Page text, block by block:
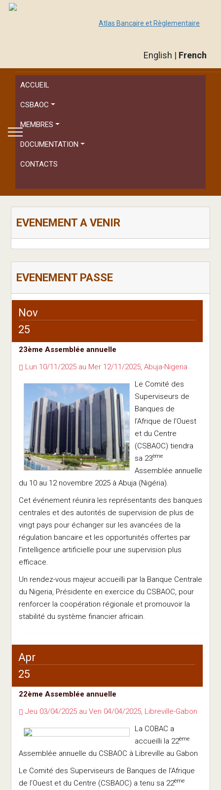
Atlas Bancaire et Règlementaire
English | French
ACCUEIL
CSBAOC
MEMBRES
DOCUMENTATION
CONTACTS
EVENEMENT A VENIR
EVENEMENT PASSE
Nov
25
23ème Assemblée annuelle
Lun 10/11/2025 au Mer 12/11/2025, Abuja-Nigeria
Le Comité des
Superviseurs de
Banques de
l’Afrique de l’Ouest
et du Centre
(CSBAOC) tiendra
sa 23ème
Assemblée annuelle
du 10 au 12 novembre 2025 à Abuja (Nigéria).
Cet événement réunira les représentants des banques
centrales et des autorités de supervision de plus de
vingt pays pour échanger sur les avancées de la
régulation bancaire et les opportunités offertes par
l’intelligence artificielle pour une supervision plus
efficace.
Un rendez-vous majeur accueilli par la Banque Centrale
du Nigeria, Présidente en exercice du CSBAOC, pour
renforcer la coopération régionale et promouvoir la
stabilité du système financier africain.
Apr
25
22ème Assemblée annuelle
Jeu 03/04/2025 au Ven 04/04/2025, Libreville-Gabon
La COBAC a
accueilli la 22ème
Assemblée annuelle du CSBAOC à Libreville au Gabon
Le Comité des Superviseurs de Banques de l’Afrique
de l’Ouest et du Centre (CSBAOC) a tenu sa 22ème